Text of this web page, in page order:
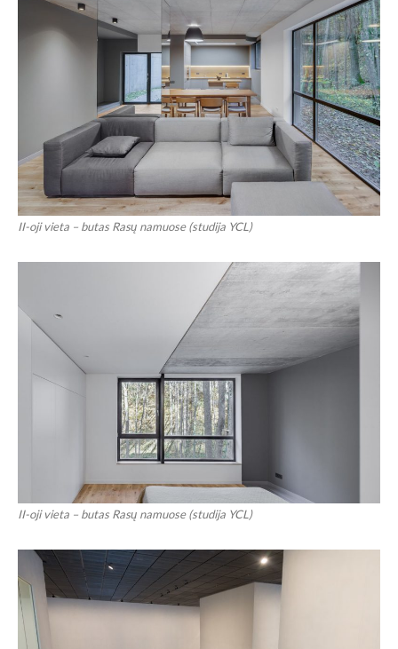
II-oji vieta – butas Rasų namuose (studija YCL)
II-oji vieta – butas Rasų namuose (studija YCL)